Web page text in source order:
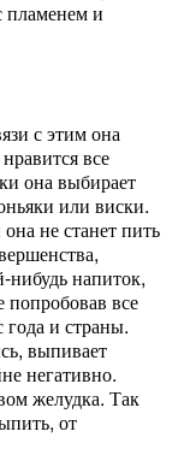
пламенем и
с этим она
все
она выбирает
или виски.
не станет пить
нибудь напиток,
попробовав все
года и страны.
выпивает
негативно.
желудка. Так
от